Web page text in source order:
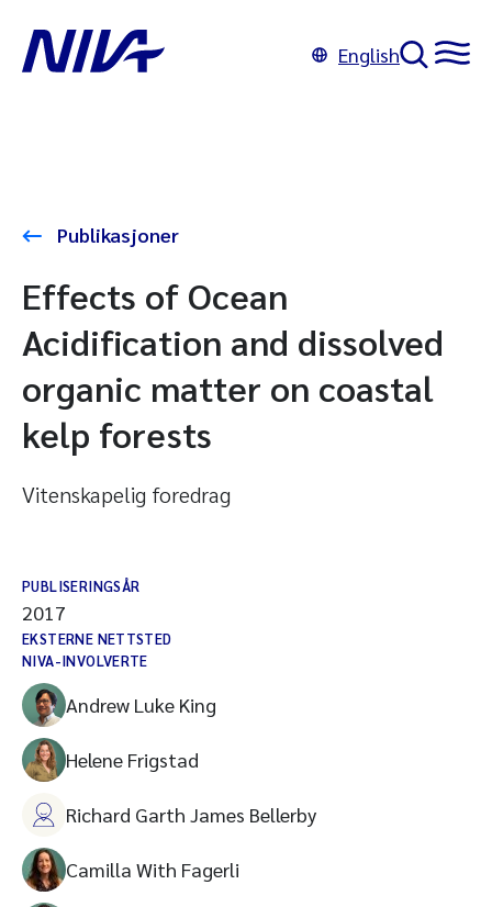
English
Publikasjoner
Effects of Ocean
Acidification and dissolved
organic matter on coastal
kelp forests
Vitenskapelig foredrag
PUBLISERINGSÅR
2017
EKSTERNE NETTSTED
NIVA-INVOLVERTE
Andrew Luke King
Helene Frigstad
Richard Garth James Bellerby
Camilla With Fagerli